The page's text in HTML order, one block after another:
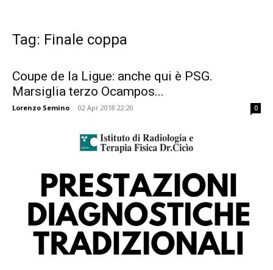
Tag: Finale coppa
Coupe de la Ligue: anche qui è PSG.
Marsiglia terzo Ocampos...
Lorenzo Semino - 02 Apr 2018 22:20 0